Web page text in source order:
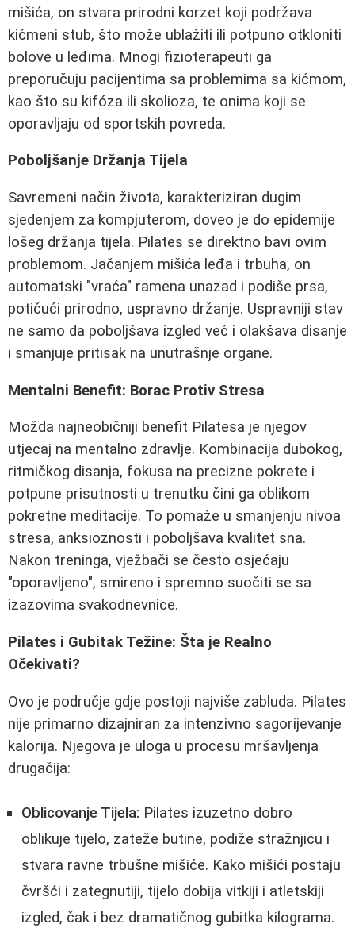
mišića, on stvara prirodni korzet koji podržava
kičmeni stub, što može ublažiti ili potpuno otkloniti
bolove u leđima. Mnogi fizioterapeuti ga
preporučuju pacijentima sa problemima sa kićmom,
kao što su kifóza ili skolioza, te onima koji se
oporavljaju od sportskih povreda.
Poboljšanje Držanja Tijela
Savremeni način života, karakteriziran dugim
sjedenjem za kompjuterom, doveo je do epidemije
lošeg držanja tijela. Pilates se direktno bavi ovim
problemom. Jačanjem mišića leđa i trbuha, on
automatski "vraća" ramena unazad i podiše prsa,
potičući prirodno, uspravno držanje. Uspravniji stav
ne samo da poboljšava izgled već i olakšava disanje
i smanjuje pritisak na unutrašnje organe.
Mentalni Benefit: Borac Protiv Stresa
Možda najneobičniji benefit Pilatesa je njegov
utjecaj na mentalno zdravlje. Kombinacija dubokog,
ritmičkog disanja, fokusa na precizne pokrete i
potpune prisutnosti u trenutku čini ga oblikom
pokretne meditacije. To pomaže u smanjenju nivoa
stresa, anksioznosti i poboljšava kvalitet sna.
Nakon treninga, vježbači se često osjećaju
"oporavljeno", smireno i spremno suočiti se sa
izazovima svakodnevnice.
Pilates i Gubitak Težine: Šta je Realno
Očekivati?
Ovo je područje gdje postoji najviše zabluda. Pilates
nije primarno dizajniran za intenzivno sagorijevanje
kalorija. Njegova je uloga u procesu mršavljenja
drugačija:
Oblicovanje Tijela: Pilates izuzetno dobro
oblikuje tijelo, zateže butine, podiže stražnjicu i
stvara ravne trbušne mišiće. Kako mišići postaju
čvršći i zategnutiji, tijelo dobija vitkiji i atletskiji
izgled, čak i bez dramatičnog gubitka kilograma.